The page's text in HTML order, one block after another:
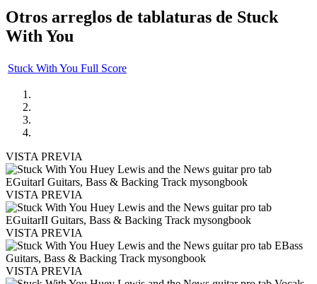
Otros arreglos de tablaturas de Stuck
With You
Stuck With You Full Score
VISTA PREVIA
VISTA PREVIA
VISTA PREVIA
VISTA PREVIA